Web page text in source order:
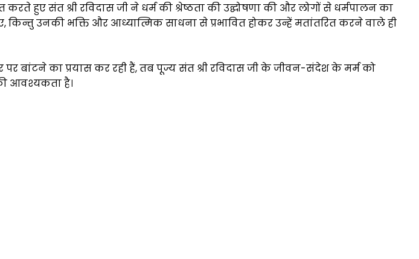
हुए संत श्री रविदास जी ने धर्म की श्रेष्ठता की उद्घोषणा की और लोगों से धर्मपालन का
उनकी भक्ति और आध्यात्मिक साधना से प्रभावित होकर उन्हें मतांतरित करने वाले ही
बांटने का प्रयास कर रही हैं, तब पूज्य संत श्री रविदास जी के जीवन-संदेश के मर्म को
आवश्यकता है।